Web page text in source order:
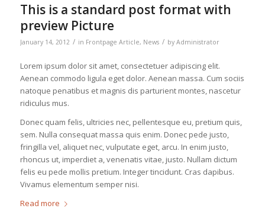
This is a standard post format with
preview Picture
January 14, 2012 / in Frontpage Article, News / by Administrator
Lorem ipsum dolor sit amet, consectetuer adipiscing elit.
Aenean commodo ligula eget dolor. Aenean massa. Cum sociis
natoque penatibus et magnis dis parturient montes, nascetur
ridiculus mus.
Donec quam felis, ultricies nec, pellentesque eu, pretium quis,
sem. Nulla consequat massa quis enim. Donec pede justo,
fringilla vel, aliquet nec, vulputate eget, arcu. In enim justo,
rhoncus ut, imperdiet a, venenatis vitae, justo. Nullam dictum
felis eu pede mollis pretium. Integer tincidunt. Cras dapibus.
Vivamus elementum semper nisi.
Read more